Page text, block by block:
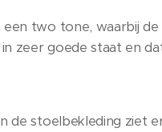
two tone, waarbij
zeer goede staat en
de stoelbekleding ziet